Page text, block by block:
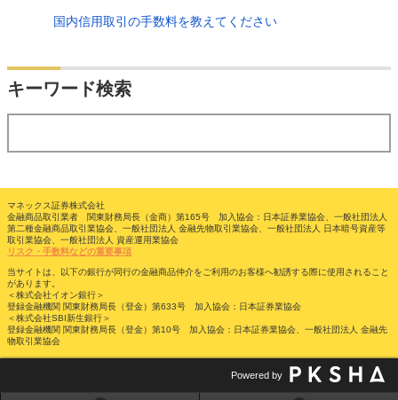
国内信用取引の手数料を教えてください
キーワード検索
マネックス証券株式会社
金融商品取引業者 関東財務局長（金商）第165号 加入協会：日本証券業協会、一般社団法人
第二種金融商品取引業協会、一般社団法人 金融先物取引業協会、一般社団法人 日本暗号資産等
取引業協会、一般社団法人 資産運用業協会
リスク・手数料などの重要事項
当サイトは、以下の銀行が同行の金融商品仲介をご利用のお客様へ勧誘する際に使用されること
があります。
＜株式会社イオン銀行＞
登録金融機関 関東財務局長（登金）第633号 加入協会：日本証券業協会
＜株式会社SBI新生銀行＞
登録金融機関 関東財務局長（登金）第10号 加入協会：日本証券業協会、一般社団法人 金融先
物取引業協会
Powered by